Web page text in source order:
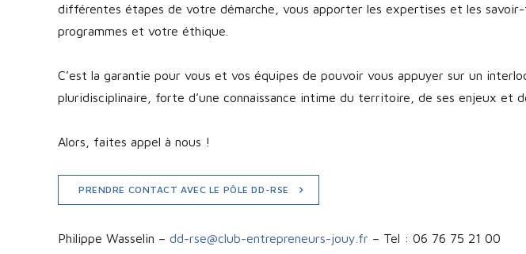
différentes étapes de votre démarche, vous apporter les expertises et les
programmes et votre éthique.
C’est la garantie pour vous et vos équipes de pouvoir vous appuyer sur un
pluridisciplinaire, forte d’une connaissance intime du territoire, de ses enjeux et
Alors, faites appel à nous !
PRENDRE CONTACT AVEC LE PÔLE DD-RSE
Philippe Wasselin –dd-rse@club-entrepreneurs-jouy.fr – Tel : 06 76 75 21 00